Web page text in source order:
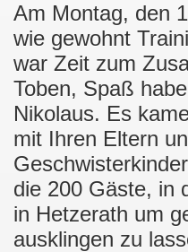
Am Montag, den
wie gewohnt
war Zeit zum
Toben, Spaß
Nikolaus. Es
mit Ihren Eltern
die 200 Gäste, in
in Hetzerath um
ausklingen zu